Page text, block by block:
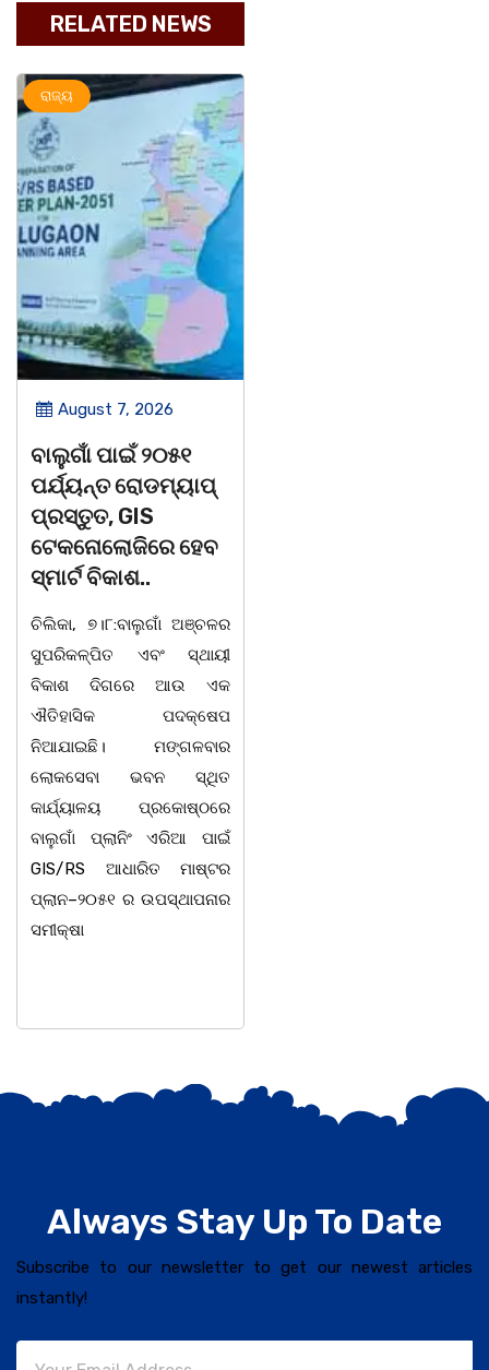
RELATED NEWS
ରାଜ୍ୟ
August 7, 2026
ବାଲୁଗାଁ ପାଇଁ ୨୦୫୧
ପର୍ଯ୍ୟନ୍ତ ରୋଡମ୍ୟାପ୍
ପ୍ରସ୍ତୁତ, GIS
ଟେକନୋଲୋଜିରେ ହେବ
ସ୍ମାର୍ଟ ବିକାଶ..
ଚିଲିକା, ୭।୮:ବାଲୁଗାଁ ଅଞ୍ଚଳର
ସୁପରିକଳ୍ପିତ ଏବଂ ସ୍ଥାୟୀ
ବିକାଶ ଦିଗରେ ଆଉ ଏକ
ଐତିହାସିକ ପଦକ୍ଷେପ
ନିଆଯାଇଛି। ମଙ୍ଗଳବାର
ଲୋକସେବା ଭବନ ସ୍ଥିତ
କାର୍ଯ୍ୟାଳୟ ପ୍ରକୋଷ୍ଠରେ
ବାଲୁଗାଁ ପ୍ଲାନିଂ ଏରିଆ ପାଇଁ
GIS/RS ଆଧାରିତ ମାଷ୍ଟର
ପ୍ଲାନ–୨୦୫୧ ର ଉପସ୍ଥାପନାର
ସମୀକ୍ଷା
Always Stay Up To Date
Subscribe to our newsletter to get our newest articles
instantly!